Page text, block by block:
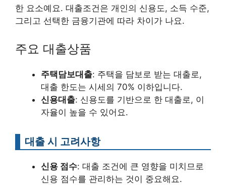
한 요소예요. 대출조건은 개인의 신용도, 소득 수준,
그리고 선택한 금융기관에 따라 차이가 나요.
주요 대출상품
주택담보대출: 주택을 담보로 받는 대출로,
대출 한도는 시세의 70% 이하입니다.
신용대출: 신용도를 기반으로 한 대출로, 이
자율이 높을 수 있어요.
대출 시 고려사항
신용 점수: 대출 조건에 큰 영향을 미치므로
신용 점수를 관리하는 것이 중요해요.